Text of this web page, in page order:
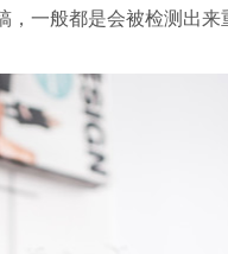
一般都是会被检测出